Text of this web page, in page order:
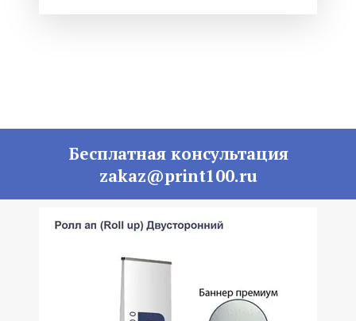
Бесплатная консультация
zakaz@print100.ru